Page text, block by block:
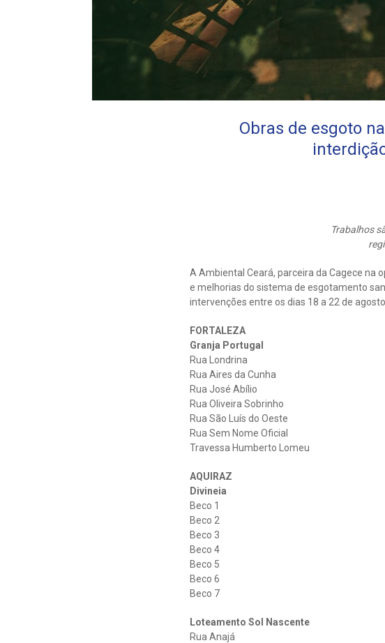
Obras de esgoto
Trabalhos
A Ambiental Ceará, parceira da Cagece na
e melhorias do sistema de esgotamento
intervenções entre os dias 18 a 22 de agosto.
FORTALEZA
Granja Portugal
Rua Londrina
Rua Aires da Cunha
Rua José Abílio
Rua Oliveira Sobrinho
Rua São Luís do Oeste
Rua Sem Nome Oficial
Travessa Humberto Lomeu
AQUIRAZ
Divineia
Beco 1
Beco 2
Beco 3
Beco 4
Beco 5
Beco 6
Beco 7
Loteamento Sol Nascente
Rua Anajá